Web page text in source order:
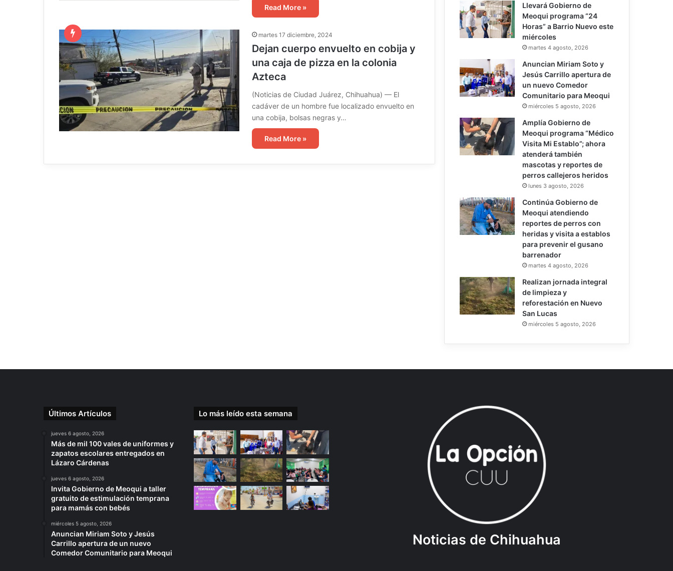
Read More »
martes 17 diciembre, 2024
Dejan cuerpo envuelto en cobija y
una caja de pizza en la colonia
Azteca
(Noticias de Ciudad Juárez, Chihuahua) — El
cadáver de un hombre fue localizado envuelto en
una cobija, bolsas negras y…
Read More »
Llevará Gobierno de
Meoqui programa “24
Horas” a Barrio Nuevo este
miércoles
martes 4 agosto, 2026
Anuncian Miriam Soto y
Jesús Carrillo apertura de
un nuevo Comedor
Comunitario para Meoqui
miércoles 5 agosto, 2026
Amplía Gobierno de
Meoqui programa “Médico
Visita Mi Establo”; ahora
atenderá también
mascotas y reportes de
perros callejeros heridos
lunes 3 agosto, 2026
Continúa Gobierno de
Meoqui atendiendo
reportes de perros con
heridas y visita a establos
para prevenir el gusano
barrenador
martes 4 agosto, 2026
Realizan jornada integral
de limpieza y
reforestación en Nuevo
San Lucas
miércoles 5 agosto, 2026
Últimos Artículos
jueves 6 agosto, 2026
Más de mil 100 vales de uniformes y
zapatos escolares entregados en
Lázaro Cárdenas
jueves 6 agosto, 2026
Invita Gobierno de Meoqui a taller
gratuito de estimulación temprana
para mamás con bebés
miércoles 5 agosto, 2026
Anuncian Miriam Soto y Jesús
Carrillo apertura de un nuevo
Comedor Comunitario para Meoqui
Lo más leído esta semana
Noticias de Chihuahua